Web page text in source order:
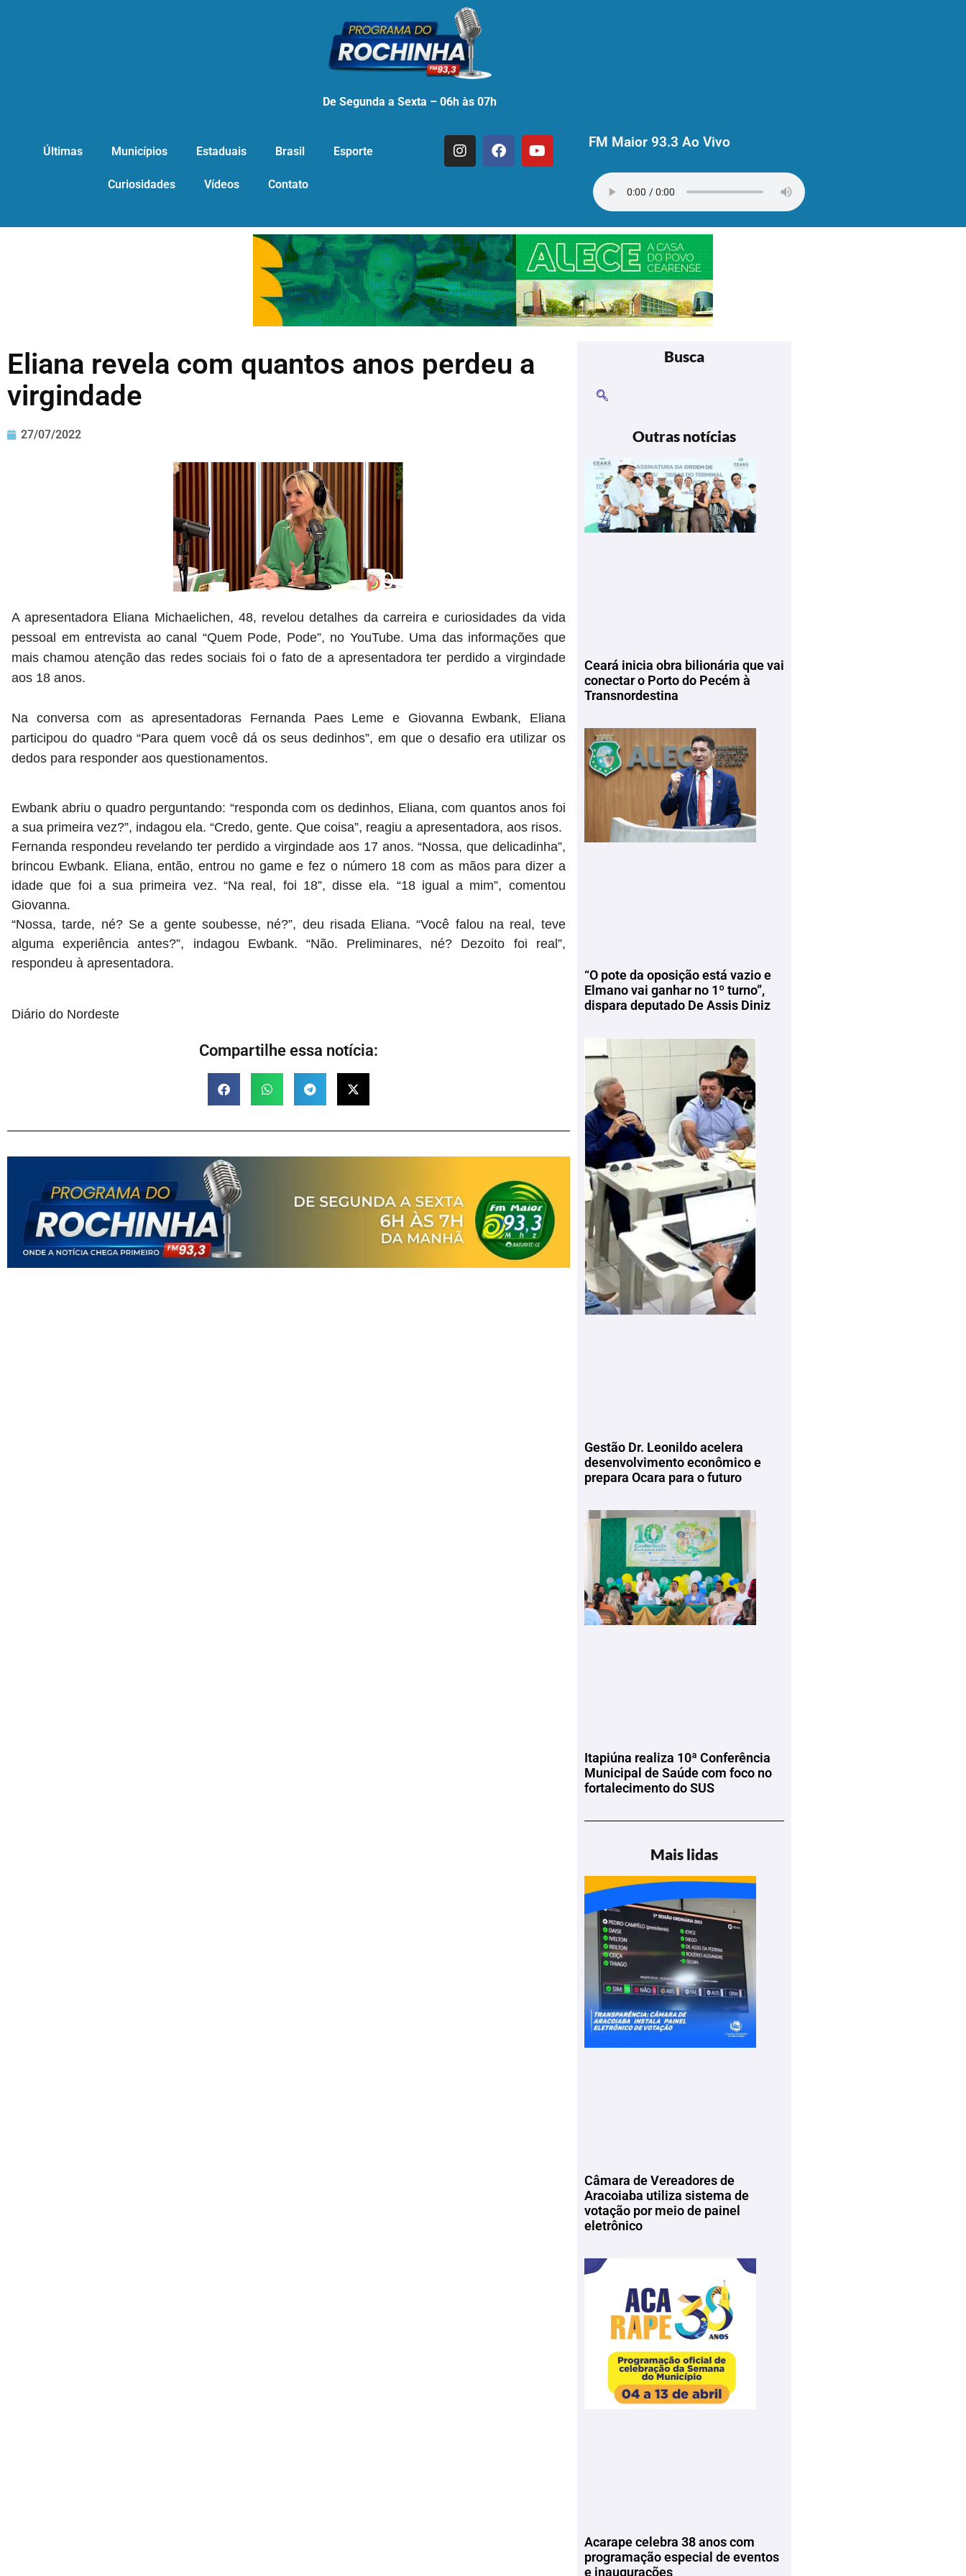
De Segunda a Sexta – 06h às 07h
Últimas Municípios Estaduais Brasil Esporte
Curiosidades Vídeos Contato
FM Maior 93.3 Ao Vivo
Eliana revela com quantos anos perdeu a
virgindade
27/07/2022
A apresentadora Eliana Michaelichen, 48, revelou detalhes da carreira e curiosidades da vida
pessoal em entrevista ao canal “Quem Pode, Pode”, no YouTube. Uma das informações que
mais chamou atenção das redes sociais foi o fato de a apresentadora ter perdido a virgindade
aos 18 anos.
Na conversa com as apresentadoras Fernanda Paes Leme e Giovanna Ewbank, Eliana
participou do quadro “Para quem você dá os seus dedinhos”, em que o desafio era utilizar os
dedos para responder aos questionamentos.
Ewbank abriu o quadro perguntando: “responda com os dedinhos, Eliana, com quantos anos foi
a sua primeira vez?”, indagou ela. “Credo, gente. Que coisa”, reagiu a apresentadora, aos risos.
Fernanda respondeu revelando ter perdido a virgindade aos 17 anos. “Nossa, que delicadinha”,
brincou Ewbank. Eliana, então, entrou no game e fez o número 18 com as mãos para dizer a
idade que foi a sua primeira vez. “Na real, foi 18”, disse ela. “18 igual a mim”, comentou
Giovanna.
“Nossa, tarde, né? Se a gente soubesse, né?”, deu risada Eliana. “Você falou na real, teve
alguma experiência antes?”, indagou Ewbank. “Não. Preliminares, né? Dezoito foi real”,
respondeu à apresentadora.
Diário do Nordeste
Compartilhe essa notícia:
Busca
Outras notícias
Ceará inicia obra bilionária que vai
conectar o Porto do Pecém à
Transnordestina
“O pote da oposição está vazio e
Elmano vai ganhar no 1º turno”,
dispara deputado De Assis Diniz
Gestão Dr. Leonildo acelera
desenvolvimento econômico e
prepara Ocara para o futuro
Itapiúna realiza 10ª Conferência
Municipal de Saúde com foco no
fortalecimento do SUS
Mais lidas
Câmara de Vereadores de
Aracoiaba utiliza sistema de
votação por meio de painel
eletrônico
Acarape celebra 38 anos com
programação especial de eventos
e inaugurações